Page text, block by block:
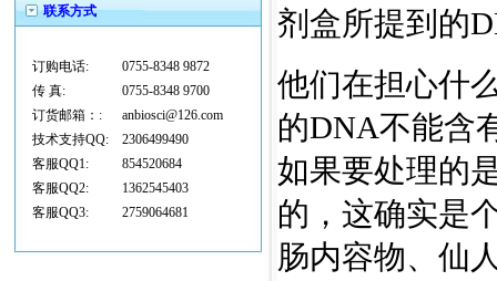
联系方式
订购电话:
0755-8348 9872
传 真:
0755-8348 9700
订货邮箱：:
anbiosci@126.com
技术支持QQ:
2306499490
客服QQ1:
854520684
客服QQ2:
1362545403
客服QQ3:
2759064681
剂盒所提到的
他们在担心什
的DNA不能含
如果要处理的
的，这确实是
肠内容物、仙